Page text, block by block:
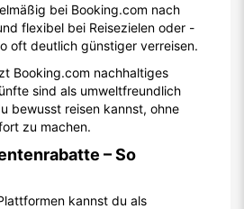
bei Booking.com nach
flexibel bei Reisezielen oder -
oft deutlich günstiger verreisen.
Booking.com nachhaltiges
sind als umweltfreundlich
bewusst reisen kannst, ohne
zu machen.
– So
kannst du als